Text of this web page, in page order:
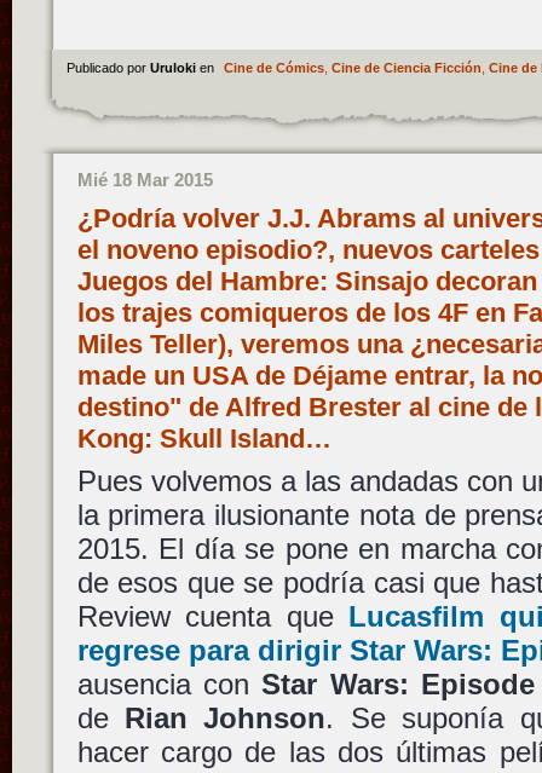
Publicado por Uruloki en Cine de Cómics, Cine de Ciencia Ficción Cine de
Mié 18 Mar 2015
¿Podría volver J.J. Abrams al
el noveno episodio?, nuevos
Juegos del Hambre: Sinsajo
los trajes comiqueros de los 4F en
Miles Teller), veremos una
made un USA de Déjame entrar, la
destino" de Alfred Brester al cine de
Kong: Skull Island…
Pues volvemos a las andadas con
la primera ilusionante nota de
2015. El día se pone en marcha
de esos que se podría casi que
Review cuenta que Lucasfilm
regrese para dirigir Star Wars:
ausencia conStar Wars:
de Rian Johnson. Se suponía
hacer cargo de las dos últimas